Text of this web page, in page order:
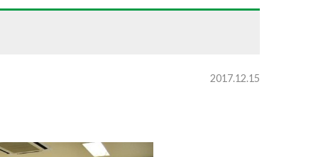
2017.12.15